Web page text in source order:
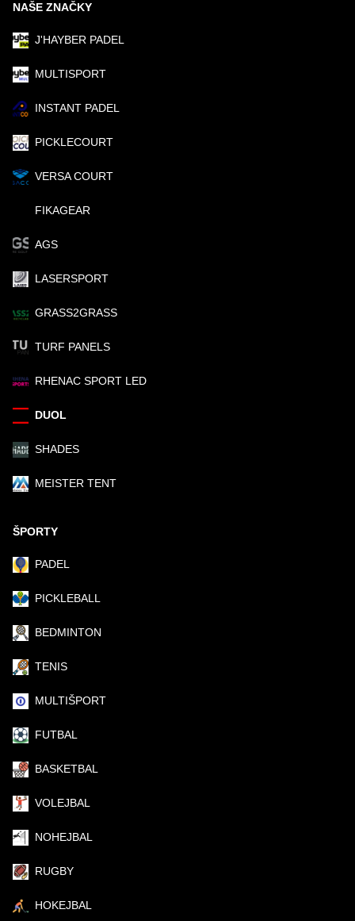
NAŠE ZNAČKY
J'HAYBER PADEL
MULTISPORT
INSTANT PADEL
PICKLECOURT
VERSA COURT
FIKAGEAR
AGS
LASERSPORT
GRASS2GRASS
TURF PANELS
RHENAC SPORT LED
DUOL
SHADES
MEISTER TENT
ŠPORTY
PADEL
PICKLEBALL
BEDMINTON
TENIS
MULTIŠPORT
FUTBAL
BASKETBAL
VOLEJBAL
NOHEJBAL
RUGBY
HOKEJBAL